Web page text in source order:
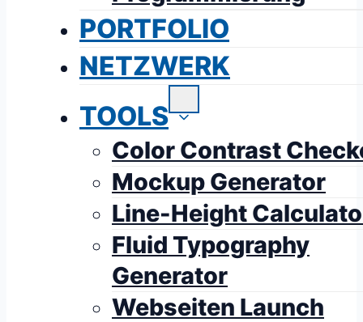
PORTFOLIO
NETZWERK
TOOLS
Color Contrast
Mockup Generator
Line-Height
Fluid Typography
Generator
Webseiten Launch